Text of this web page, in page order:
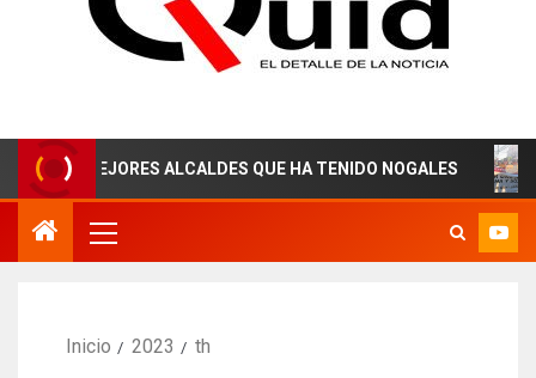
ALCALDES QUE HA TENIDO NOGALES
Inicio 2023 th